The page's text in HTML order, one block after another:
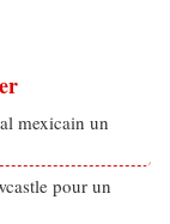
mexicain un
pour un